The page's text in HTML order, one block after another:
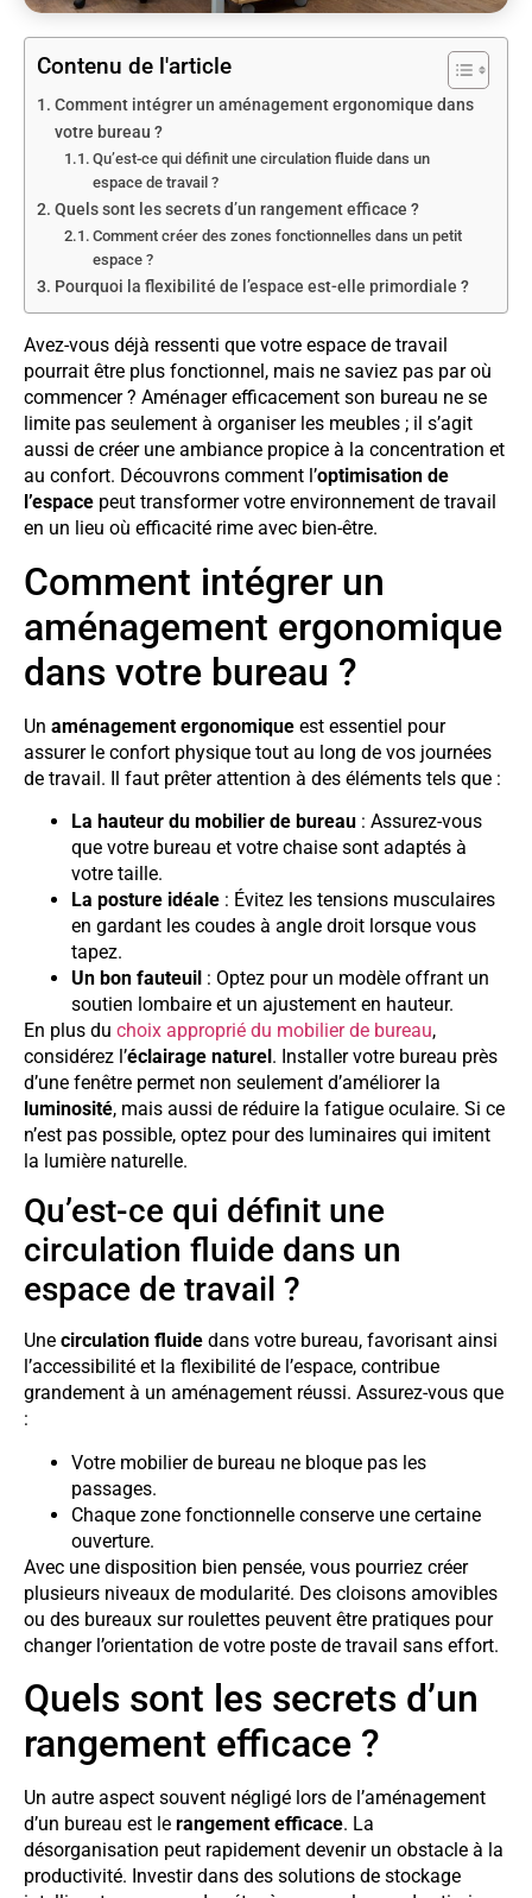
Contenu de l'article
Comment intégrer un aménagement ergonomique dans
votre bureau ?
Qu’est-ce qui définit une circulation fluide dans un
espace de travail ?
Quels sont les secrets d’un rangement efficace ?
Comment créer des zones fonctionnelles dans un petit
espace ?
Pourquoi la flexibilité de l’espace est-elle primordiale ?
Avez-vous déjà ressenti que votre espace de travail
pourrait être plus fonctionnel, mais ne saviez pas par où
commencer ? Aménager efficacement son bureau ne se
limite pas seulement à organiser les meubles ; il s’agit
aussi de créer une ambiance propice à la concentration et
au confort. Découvrons comment l’optimisation de
l’espace peut transformer votre environnement de travail
en un lieu où efficacité rime avec bien-être.
Comment intégrer un
aménagement ergonomique
dans votre bureau ?
Un aménagement ergonomique est essentiel pour
assurer le confort physique tout au long de vos journées
de travail. Il faut prêter attention à des éléments tels que :
La hauteur du mobilier de bureau : Assurez-vous
que votre bureau et votre chaise sont adaptés à
votre taille.
La posture idéale : Évitez les tensions musculaires
en gardant les coudes à angle droit lorsque vous
tapez.
Un bon fauteuil : Optez pour un modèle offrant un
soutien lombaire et un ajustement en hauteur.
En plus du choix approprié du mobilier de bureau,
considérez l’éclairage naturel. Installer votre bureau près
d’une fenêtre permet non seulement d’améliorer la
luminosité, mais aussi de réduire la fatigue oculaire. Si ce
n’est pas possible, optez pour des luminaires qui imitent
la lumière naturelle.
Qu’est-ce qui définit une
circulation fluide dans un
espace de travail ?
Une circulation fluide dans votre bureau, favorisant ainsi
l’accessibilité et la flexibilité de l’espace, contribue
grandement à un aménagement réussi. Assurez-vous que
:
Votre mobilier de bureau ne bloque pas les
passages.
Chaque zone fonctionnelle conserve une certaine
ouverture.
Avec une disposition bien pensée, vous pourriez créer
plusieurs niveaux de modularité. Des cloisons amovibles
ou des bureaux sur roulettes peuvent être pratiques pour
changer l’orientation de votre poste de travail sans effort.
Quels sont les secrets d’un
rangement efficace ?
Un autre aspect souvent négligé lors de l’aménagement
d’un bureau est le rangement efficace. La
désorganisation peut rapidement devenir un obstacle à la
productivité. Investir dans des solutions de stockage